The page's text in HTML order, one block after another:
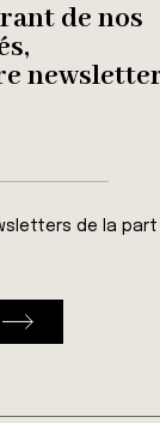
de nos
de la part